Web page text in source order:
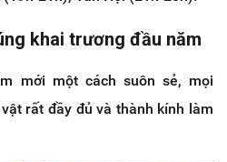
khai trương đầu năm
mới một cách suôn sẻ, mọi
rất đầy đủ và thành kính làm